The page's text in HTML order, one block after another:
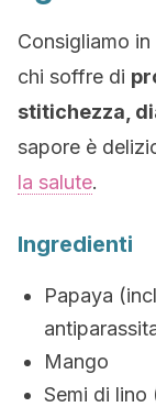
Consigliamo
chi soffre di
stitichezza,
sapore è
la salute.
Ingredienti
Papaya
Mango
Semi di lino